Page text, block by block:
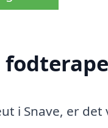
i Snave, er